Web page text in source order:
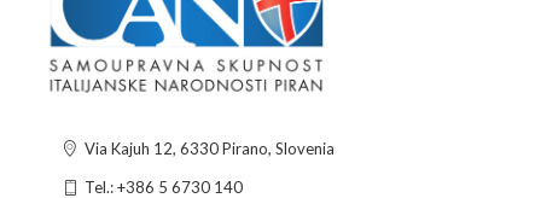
Via Kajuh 12, 6330 Pirano, Slovenia
Tel.: +386 5 6730 140